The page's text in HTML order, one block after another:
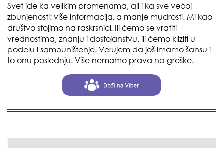
Svet ide ka velikim promenama, ali i ka sve većoj
zbunjenosti: više informacija, a manje mudrosti. Mi kao
društvo stojimo na raskrsnici. Ili ćemo se vratiti
vrednostima, znanju i dostojanstvu, ili ćemo kliziti u
podelu i samouništenje. Verujem da još imamo šansu i
to onu poslednju. Više nemamo prava na greške.